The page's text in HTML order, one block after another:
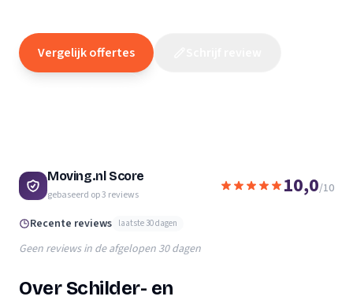
Vergelijk offertes
Moving.nl Score
gebaseerd op3 reviews 10,0/10
Recente reviews laatste 30 dagen
Geen reviews in de afgelopen 30 dagen
Over Schilder- en